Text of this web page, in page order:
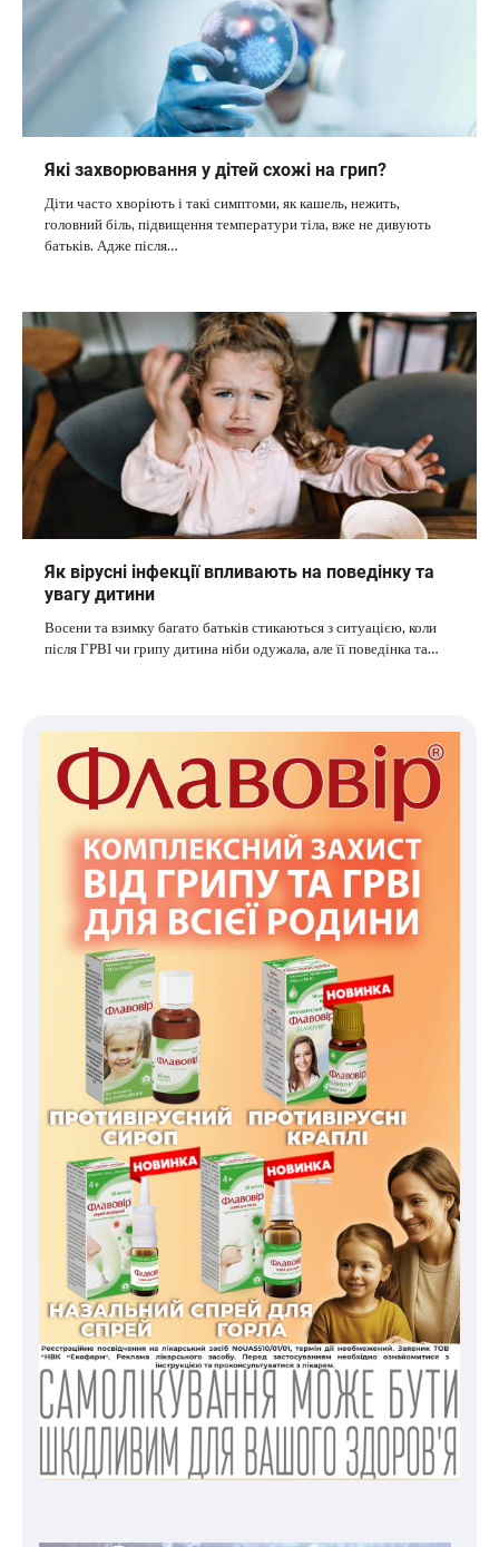
Які захворювання у дітей схожі на грип?
Діти часто хворіють і такі симптоми, як кашель, нежить,
головний біль, підвищення температури тіла, вже не дивують
батьків. Адже після…
Як вірусні інфекції впливають на поведінку та
увагу дитини
Восени та взимку багато батьків стикаються з ситуацією, коли
після ГРВІ чи грипу дитина ніби одужала, але її поведінка та…